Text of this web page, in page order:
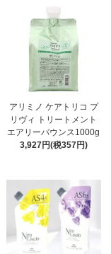
アリミノ ケアトリコ プ
リヴィ トリートメント
エアリーバウンス1000g
3,927円(税357円)